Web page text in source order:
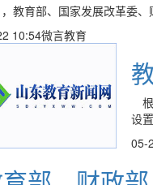
教育部、国家发展改革委
10:54微言教育
根
设
05-